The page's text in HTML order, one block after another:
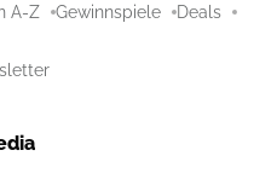
A-Z Gewinnspiele Deals